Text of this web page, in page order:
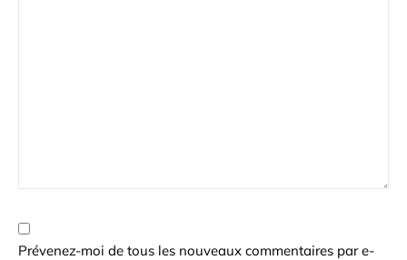
Prévenez-moi de tous les nouveaux commentaires par e-